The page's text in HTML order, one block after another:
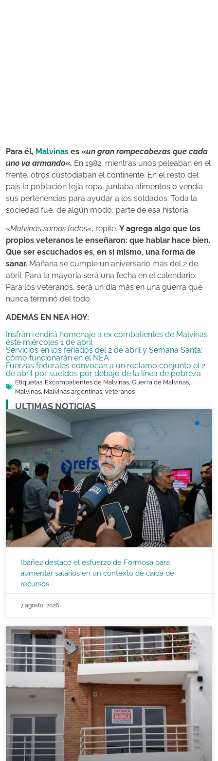
Para él, Malvinas es «un gran rompecabezas que cada
uno va armando«. En 1982, mientras unos peleaban en el
frente, otros custodiaban el continente. En el resto del
país la población tejía ropa, juntaba alimentos o vendía
sus pertenencias para ayudar a los soldados. Toda la
sociedad fue, de algún modo, parte de esa historia.
«Malvinas somos todos«, repite. Y agrega algo que los
propios veteranos le enseñaron: que hablar hace bien.
Que ser escuchados es, en sí mismo, una forma de
sanar. Mañana se cumple un aniversario más del 2 de
abril. Para la mayoría será una fecha en el calendario.
Para los veteranos, será un día más en una guerra que
nunca terminó del todo.
ADEMÁS EN NEA HOY:
Insfrán rendirá homenaje a ex combatientes de Malvinas
este miércoles 1 de abril
Servicios en los feriados del 2 de abril y Semana Santa:
cómo funcionarán en el NEA
Fuerzas federales convocan a un reclamo conjunto el 2
de abril por sueldos por debajo de la línea de pobreza
Etiquetas: Excombatientes de Malvinas Guerra de Malvinas
Malvinas Malvinas argentinas veteranos
ULTIMAS NOTICIAS
Ibáñez destacó el esfuerzo de Formosa para
aumentar salarios en un contexto de caída de
recursos
7 agosto, 2026